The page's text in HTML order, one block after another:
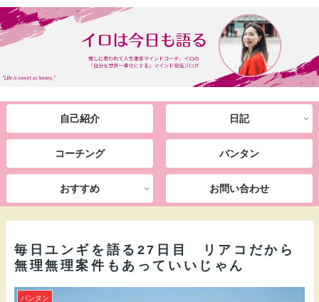
自己紹介 日記
コーチング バンタン
おすすめ お問い合わせ
毎日ユンギを語る27日目 リアコだから
無理無理案件もあっていいじゃん
バンタン